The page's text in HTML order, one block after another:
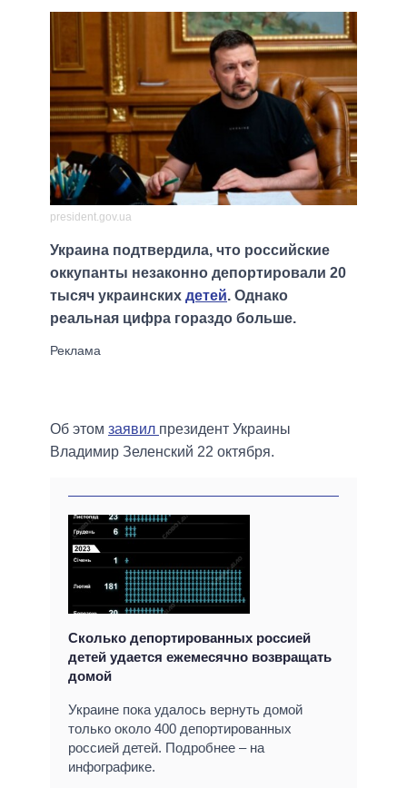
president.gov.ua
Украина подтвердила, что российские
оккупанты незаконно депортировали 20
тысяч украинских детей. Однако
реальная цифра гораздо больше.
Об этом заявил президент Украины
Владимир Зеленский 22 октября.
Сколько депортированных россией
детей удается ежемесячно возвращать
домой
Украине пока удалось вернуть домой
только около 400 депортированных
россией детей. Подробнее – на
инфографике.